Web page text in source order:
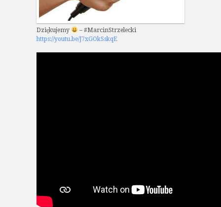
Dziękujemy
– #MarcinStrzelecki
https://youtu.be/J7xGOkSskqE